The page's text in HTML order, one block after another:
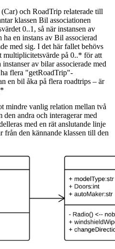
och RoadTrip relaterade till
klassen Bil associationen
0..1, så när instansen av
en instans av Bil associerad
med sig. I det här fallet behövs
multiplicitetsvärde på 0..* för att
av bilar associerade med
flera "getRoadTrip"-
en bil åka på flera roadtrips – är
mindre vanlig relation mellan två
den andra och interagerar med
med en rät anslutande linje
från den kännande klassen till den